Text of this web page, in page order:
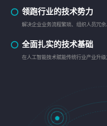
领跑行业的技术势力
解决企业业务流程繁琐、组织人员冗
全面扎实的技术基础
在人工智能技术赋能传统行业产业升